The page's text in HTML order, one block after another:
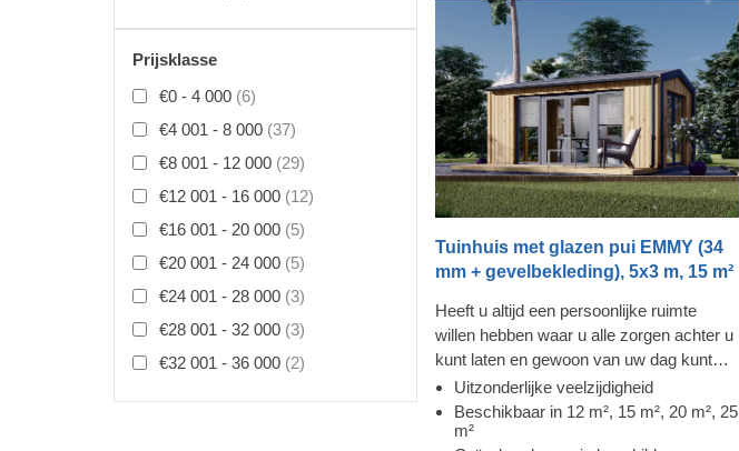
Prijsklasse
€0 - 4 000 (6)
€4 001 - 8 000 (37)
€8 001 - 12 000 (29)
€12 001 - 16 000 (12)
€16 001 - 20 000 (5)
€20 001 - 24 000 (5)
€24 001 - 28 000 (3)
€28 001 - 32 000 (3)
€32 001 - 36 000 (2)
Tuinhuis met glazen pui EMMY (34
mm + gevelbekleding), 5x3 m, 15 m²
Heeft u altijd een persoonlijke ruimte
willen hebben waar u alle zorgen achter u
kunt laten en gewoon van uw dag kunt
genieten? Een van onze nieuwste houten
huismodellen EMMY, beschikbaar in 4
verschillende afmetingen (12 m², 15 m²,
Uitzonderlijke veelzijdigheid
Beschikbaar in 12 m², 15 m², 20 m², 25
m²